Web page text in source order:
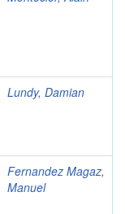
Lundy, Damian
Fernandez Magaz,
Manuel